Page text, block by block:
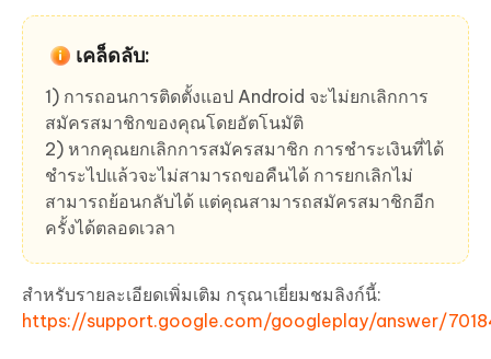
เคล็ดลับ:
1) การถอนการติดตั้งแอป Android จะไม่ยกเลิกการ
สมัครสมาชิกของคุณโดยอัตโนมัติ
2) หากคุณยกเลิกการสมัครสมาชิก การชำระเงินที่ได้
ชำระไปแล้วจะไม่สามารถขอคืนได้ การยกเลิกไม่
สามารถย้อนกลับได้ แต่คุณสามารถสมัครสมาชิกอีก
ครั้งได้ตลอดเวลา
สำหรับรายละเอียดเพิ่มเติม กรุณาเยี่ยมชมลิงก์นี้:
https://support.google.com/googleplay/answer/